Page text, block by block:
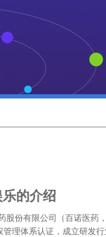
的介绍
股份有限公司（百诺医药
管理体系认证，成立研发